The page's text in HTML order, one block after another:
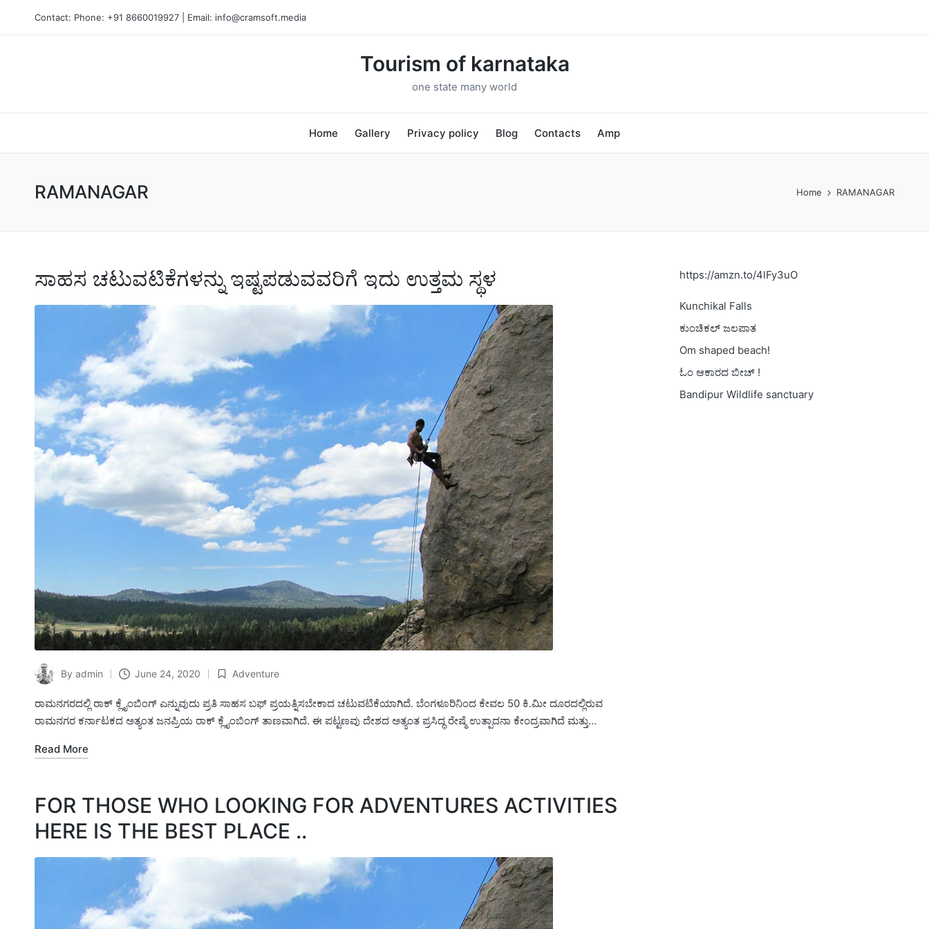
Contact: Phone: +91 8660019927 | Email: info@cramsoft.media
Tourism of karnataka
one state many world
Home Gallery Privacy policy Blog Contacts Amp
RAMANAGAR Home RAMANAGAR
ಸಾಹಸ ಚಟುವಟಿಕೆಗಳನ್ನು ಇಷ್ಟಪಡುವವರಿಗೆ ಇದು ಉತ್ತಮ ಸ್ಥಳ
Posted
By admin June 24, 2020
Posted
in
Adventure
ರಾಮನಗರದಲ್ಲಿ ರಾಕ್ ಕ್ಲೈಂಬಿಂಗ್ ಎನ್ನುವುದು ಪ್ರತಿ ಸಾಹಸ ಬಫ್ ಪ್ರಯತ್ನಿಸಬೇಕಾದ ಚಟುವಟಿಕೆಯಾಗಿದೆ. ಬೆಂಗಳೂರಿನಿಂದ ಕೇವಲ 50 ಕಿ.ಮೀ ದೂರದಲ್ಲಿರುವ
ರಾಮನಗರ ಕರ್ನಾಟಕದ ಅತ್ಯಂತ ಜನಪ್ರಿಯ ರಾಕ್ ಕ್ಲೈಂಬಿಂಗ್ ತಾಣವಾಗಿದೆ. ಈ ಪಟ್ಟಣವು ದೇಶದ ಅತ್ಯಂತ ಪ್ರಸಿದ್ಧ ರೇಷ್ಮೆ ಉತ್ಪಾದನಾ ಕೇಂದ್ರವಾಗಿದೆ ಮತ್ತು…
Read More
FOR THOSE WHO LOOKING FOR ADVENTURES ACTIVITIES
HERE IS THE BEST PLACE ..
https://amzn.to/4lFy3uO
Kunchikal Falls
ಕುಂಚಿಕಲ್ ಜಲಪಾತ
Om shaped beach!
ಓಂ ಆಕಾರದ ಬೀಚ್ !
Bandipur Wildlife sanctuary